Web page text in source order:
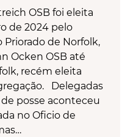
OSB foi eleita
de 2024 pelo
Priorado de Norfolk,
Ocken OSB até
recém eleita
Delegadas
posse aconteceu
no Oficio de